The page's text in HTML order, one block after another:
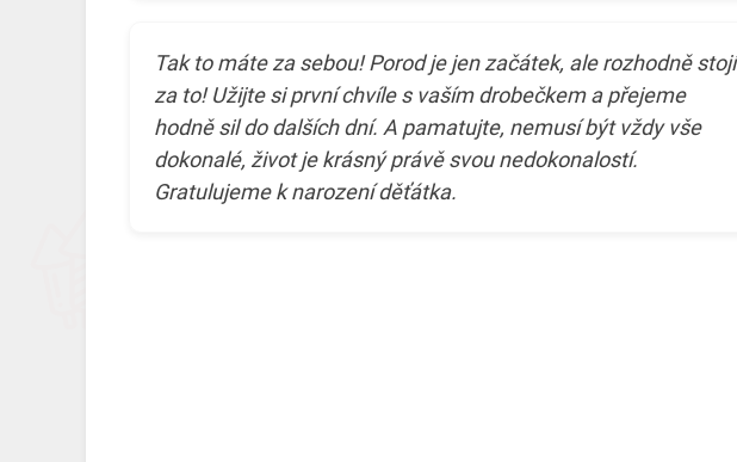
Tak to máte za sebou! Porod je jen začátek, ale rozhodně stojí
za to! Užijte si první chvíle s vaším drobečkem a přejeme
hodně sil do dalších dní. A pamatujte, nemusí být vždy vše
dokonalé, život je krásný právě svou nedokonalostí.
Gratulujeme k narození děťátka.